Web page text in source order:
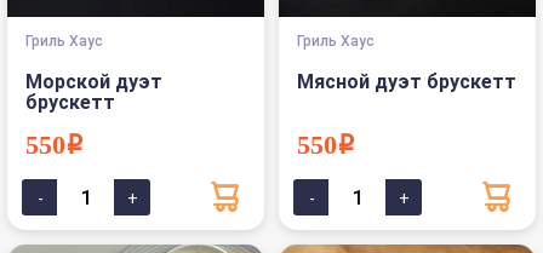
Гриль Хаус
Морской дуэт
брускетт
550i
Гриль Хаус
Мясной дуэт брускетт
550i